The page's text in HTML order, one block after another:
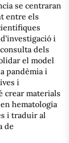
se centraran
entre els
i
dels
el model
pandèmia i
i
crear materials
hematologia
i traduir al
de